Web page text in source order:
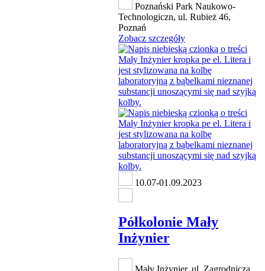
Poznański Park Naukowo-
Technologiczn, ul. Rubież 46,
Poznań
Zobacz szczegóły
10.07-01.09.2023
Półkolonie Mały
Inżynier
Mały Inżynier, ul. Zagrodnicza